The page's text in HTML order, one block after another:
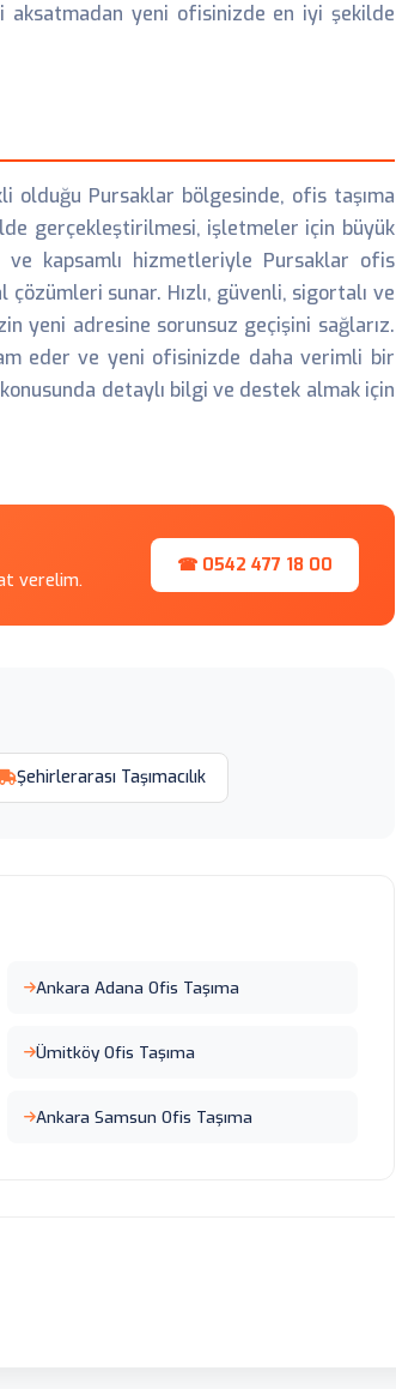
aksatmadan yeni ofisinizde en iyi şekilde
olduğu Pursaklar bölgesinde, ofis taşıma
gerçekleştirilmesi, işletmeler için büyük
kapsamlı hizmetleriyle Pursaklar ofis
çözümleri sunar. Hızlı, güvenli, sigortalı ve
yeni adresine sorunsuz geçişini sağlarız.
eder ve yeni ofisinizde daha verimli bir
detaylı bilgi ve destek almak için
verelim.
☎ 0542 477 18 00
Şehirlerarası Taşımacılık
Ankara Adana Ofis Taşıma
Ümitköy Ofis Taşıma
Ankara Samsun Ofis Taşıma